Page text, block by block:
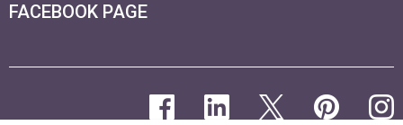
FACEBOOK PAGE